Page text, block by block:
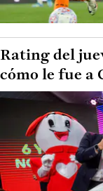
Rating del
cómo le fue a